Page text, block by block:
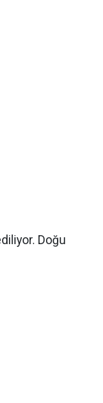
Doğu